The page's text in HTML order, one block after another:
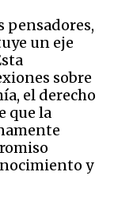
pensadores,
un eje
sobre
el derecho
que la
y